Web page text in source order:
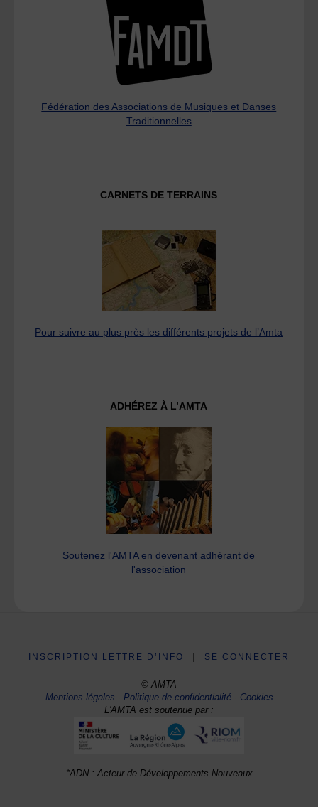
Fédération des Associations de Musiques et Danses
Traditionnelles
CARNETS DE TERRAINS
Pour suivre au plus près les différents projets de l’Amta
ADHÉREZ À L’AMTA
Soutenez l'AMTA en devenant adhérant de
l'association
INSCRIPTION LETTRE D’INFO SE CONNECTER
© AMTA
Mentions légales -Politique de confidentialité- Cookies
L'AMTA est soutenue par :
*ADN : Acteur de Développements Nouveaux